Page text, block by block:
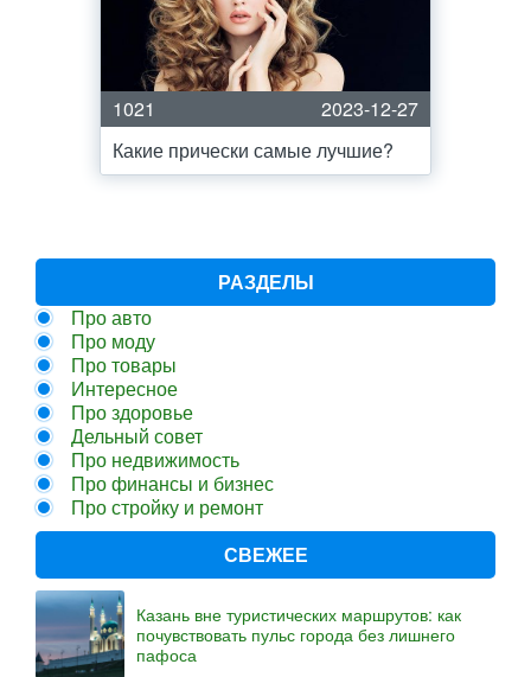
1021
2023-12-27
Какие прически самые лучшие?
РАЗДЕЛЫ
Про авто
Про моду
Про товары
Интересное
Про здоровье
Дельный совет
Про недвижимость
Про финансы и бизнес
Про стройку и ремонт
СВЕЖЕЕ
Казань вне туристических маршрутов: как
почувствовать пульс города без лишнего
пафоса